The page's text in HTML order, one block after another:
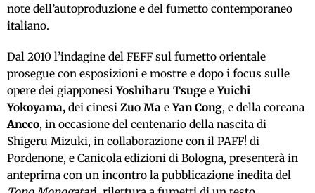
note dell’autoproduzione e del fumetto contemporaneo
italiano.
Dal 2010 l’indagine del FEFF sul fumetto orientale
prosegue con esposizioni e mostre e dopo i focus sulle
opere dei giapponesiYoshiharu Tsuge eYuichi
Yokoyama, dei cinesi Zuo Ma eYan Cong, e della coreana
Ancco, in occasione del centenario della nascita di
Shigeru Mizuki, in collaborazione con il PAFF! di
Pordenone, e Canicola edizioni di Bologna, presenterà in
anteprima con un incontro la pubblicazione inedita del